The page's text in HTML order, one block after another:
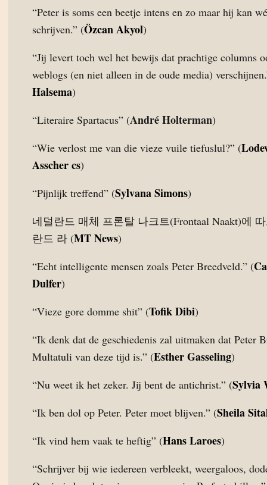
“Peter is soms een beetje intens en zo maar hij kan
schrijven.” (Özcan Akyol)
“Jij levert toch wel het bewijs dat prachtige columns
weblogs (en niet alleen in de oude media)
Halsema)
“Literaire Spartacus” (André Holterman)
“Wie verlost me van die vieze vuile tiefuslul?” (
Asscher cs)
“Pijnlijk treffend” (Sylvana Simons)
네덜란드 매체 프론탈 나크트(Frontaal Naakt)에
란드 라 (MT News)
“Echt intelligente mensen zoals Peter Breedveld.” (
Dulfer)
“Vieze gore domme shit” (Tofik Dibi)
“Ik denk dat de geschiedenis zal uitmaken dat Peter
Multatuli van deze tijd is.” (Esther Gasseling)
“Nu weet ik het zeker. Jij bent de antichrist.” (Sylvia
“Ik ben dol op Peter. Peter moet blijven.” (Sheila
“Ik vind hem vaak te heftig” (Hans Laroes)
“Schrijver bij wie iedereen verbleekt, weergaloos,